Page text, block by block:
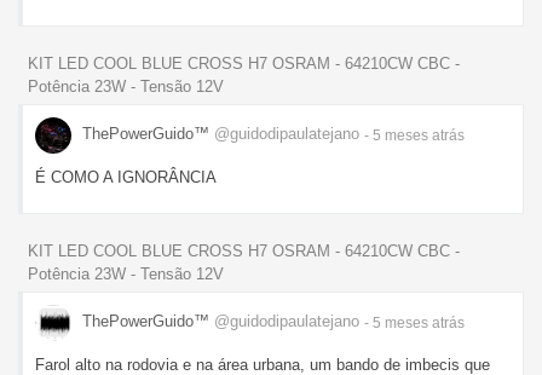
KIT LED COOL BLUE CROSS H7 OSRAM - 64210CW CBC -
Potência 23W - Tensão 12V
ThePowerGuido™ @guidodipaulatejano - 5 meses atrás
É COMO A IGNORÂNCIA
KIT LED COOL BLUE CROSS H7 OSRAM - 64210CW CBC -
Potência 23W - Tensão 12V
ThePowerGuido™ @guidodipaulatejano - 5 meses atrás
Farol alto na rodovia e na área urbana, um bando de imbecis que